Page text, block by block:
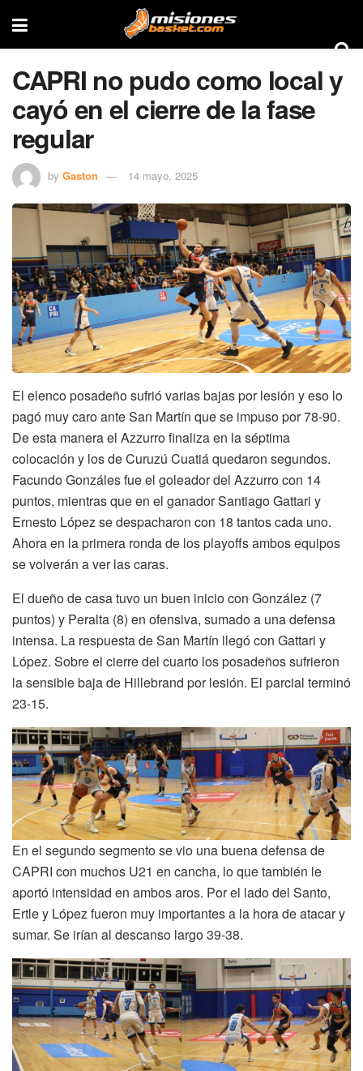
CAPRI no pudo como local y
cayó en el cierre de la fase
regular
by Gaston 14 mayo, 2025
El elenco posadeño sufrió varias bajas por lesión y eso lo
pagó muy caro ante San Martín que se impuso por 78-90.
De esta manera el Azzurro finaliza en la séptima
colocación y los de Curuzú Cuatiá quedaron segundos.
Facundo Gonzáles fue el goleador del Azzurro con 14
puntos, mientras que en el ganador Santiago Gattari y
Ernesto López se despacharon con 18 tantos cada uno.
Ahora en la primera ronda de los playoffs ambos equipos
se volverán a ver las caras.
El dueño de casa tuvo un buen inicio con González (7
puntos) y Peralta (8) en ofensiva, sumado a una defensa
intensa. La respuesta de San Martín llegó con Gattari y
López. Sobre el cierre del cuarto los posadeños sufrieron
la sensible baja de Hillebrand por lesión. El parcial terminó
23-15.
En el segundo segmento se vio una buena defensa de
CAPRI con muchos U21 en cancha, lo que también le
aportó intensidad en ambos aros. Por el lado del Santo,
Ertle y López fueron muy importantes a la hora de atacar y
sumar. Se irían al descanso largo 39-38.